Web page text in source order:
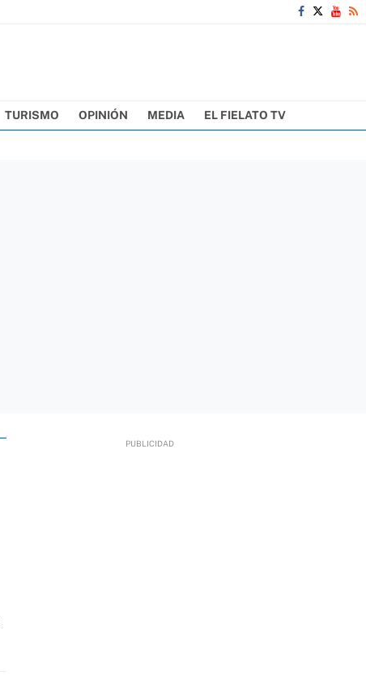
TURISMO OPINIÓN MEDIA EL FIELATO TV